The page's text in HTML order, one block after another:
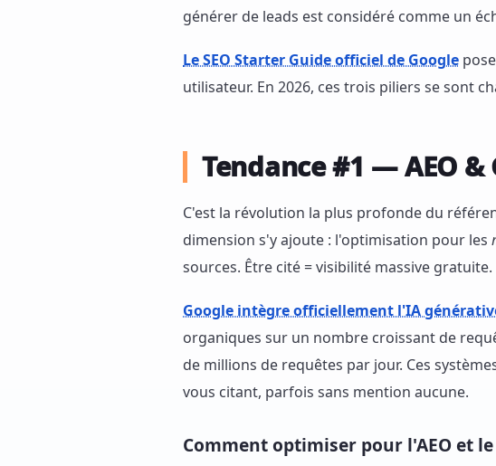
générer de leads est considéré comme un
Le SEO Starter Guide officiel de Google
utilisateur. En 2026, ces trois piliers se sont
Tendance #1 — AEO &
C'est la révolution la plus profonde du
dimension s'y ajoute : l'optimisation pour les
sources. Être cité = visibilité massive
Google intègre officiellement l'IA
organiques sur un nombre croissant de
de millions de requêtes par jour. Ces
vous citant, parfois sans mention aucune.
Comment optimiser pour l'AEO et le